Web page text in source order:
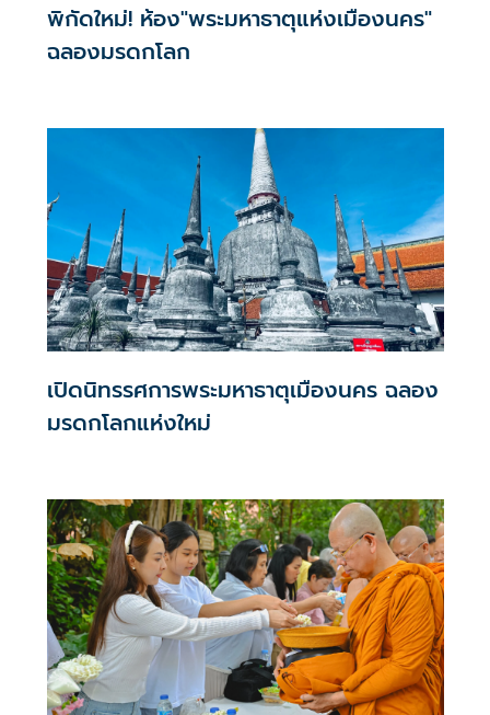
พิกัดใหม่! ห้อง"พระมหาธาตุแห่งเมืองนคร"
ฉลองมรดกโลก
เปิดนิทรรศการพระมหาธาตุเมืองนคร ฉลอง
มรดกโลกแห่งใหม่